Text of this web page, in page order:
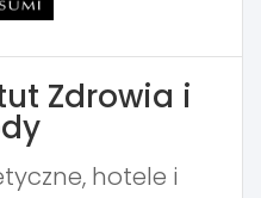
Zdrowia i
hotele i